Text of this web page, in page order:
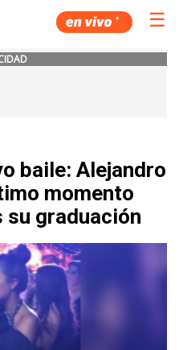
☰
baile: Alejandro
momento
su graduación